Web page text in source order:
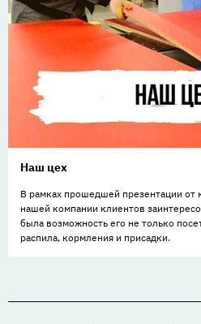
Наш цех
В рамках прошедшей презентации от
нашей компании клиентов
была возможность его не только
распила, кормления и присадки.